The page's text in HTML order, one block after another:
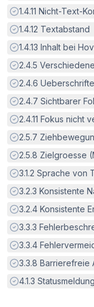
Erfüllt:
1.4.11 Nicht-Text-
Erfüllt:
1.4.12 Textabstand
Erfüllt:
1.4.13 Inhalt bei
Erfüllt:
2.4.5
Erfüllt:
2.4.6
Erfüllt:
2.4.7 Sichtbarer
Erfüllt:
2.4.11 Fokus nicht
Erfüllt:
2.5.7
Erfüllt:
2.5.8 Zielgroesse
Erfüllt:
3.1.2 Sprache von
Erfüllt:
3.2.3 Konsistente
Erfüllt:
3.2.4 Konsistente
Erfüllt:
3.3.3
Erfüllt:
3.3.4
Erfüllt:
3.3.8 Barrierefreie
Erfüllt:
4.1.3